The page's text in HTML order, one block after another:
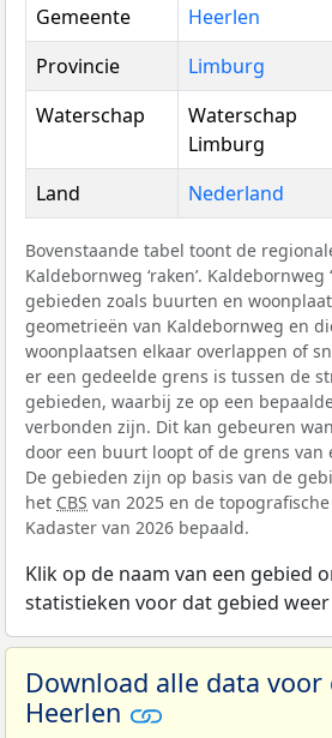
Gemeente Heerlen
Provincie
Limburg
Waterschap
Waterschap
Limburg
Land Nederland
Bovenstaande tabel toont de
Kaldebornweg ‘raken’. Kaldebornweg
gebieden zoals buurten en
geometrieën van Kaldebornweg en
woonplaatsen elkaar overlappen of
er een gedeelde grens is tussen de
gebieden, waarbij ze op een
verbonden zijn. Dit kan gebeuren
door een buurt loopt of de grens van
De gebieden zijn op basis van de
het CBS van 2025 en de
Kadaster van 2026 bepaald.
Klik op de naam van een gebied
statistieken voor dat gebied weer
Download alle data voor
Heerlen